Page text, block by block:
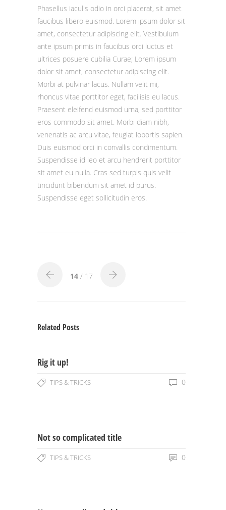
Phasellus iaculis odio in orci placerat, sit amet
faucibus libero euismod. Lorem ipsum dolor sit
amet, consectetur adipiscing elit. Vestibulum
ante ipsum primis in faucibus orci luctus et
ultrices posuere cubilia Curae; Lorem ipsum
dolor sit amet, consectetur adipiscing elit.
Morbi at pulvinar lacus. Nullam velit mi,
rhoncus vitae porttitor eget, facilisis eu lacus.
Praesent eleifend euismod urna, sed porttitor
eros commodo sit amet. Morbi diam nibh,
venenatis ac arcu vitae, feugiat lobortis sapien.
Duis euismod orci in convallis condimentum.
Suspendisse id leo et arcu hendrerit porttitor
sit amet eu nulla. Cras sed turpis quis velit
tincidunt bibendum sit amet id purus.
Suspendisse eget sollicitudin eros.
14 / 17
Related Posts
Rig it up!
TIPS & TRICKS 0
Not so complicated title
TIPS & TRICKS 0